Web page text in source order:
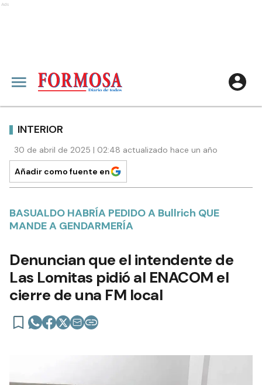
Ads
INTERIOR
30 de abril de 2025 | 02:48 actualizado hace un año
Añadir como fuente en
BASUALDO HABRÍA PEDIDO A Bullrich QUE
MANDE A GENDARMERÍA
Denuncian que el intendente de
Las Lomitas pidió al ENACOM el
cierre de una FM local